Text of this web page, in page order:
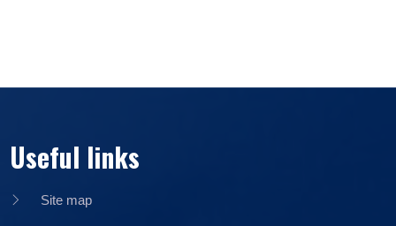
Useful links
Site map